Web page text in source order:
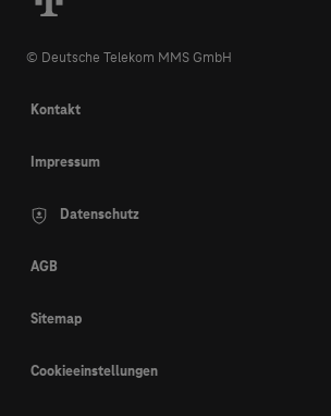
© Deutsche Telekom MMS GmbH
Kontakt
Impressum
Datenschutz
AGB
Sitemap
Cookieeinstellungen